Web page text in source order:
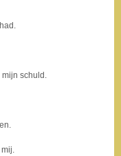
mijn schuld.